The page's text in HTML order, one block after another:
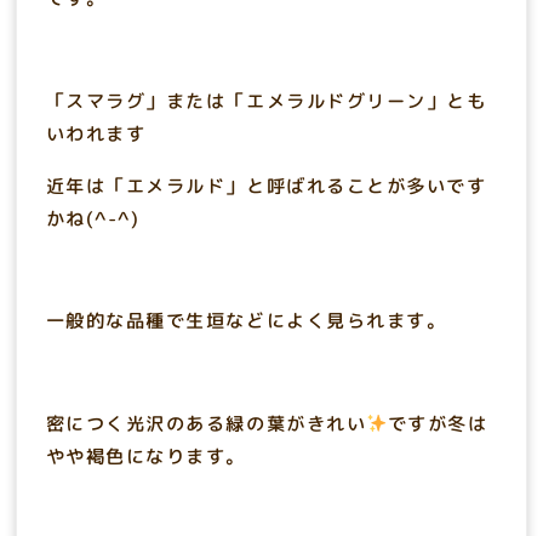
「スマラグ」または「エメラルドグリーン」とも
いわれます
近年は「エメラルド」と呼ばれることが多いです
かね(^-^)
一般的な品種で生垣などによく見られます。
密につく光沢のある緑の葉がきれい
ですが冬は
やや褐色になります。